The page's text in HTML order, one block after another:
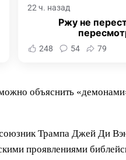
22 ч. назад
Ржу не
248 54 79
объяснить
Трампа Джей Ди
проявлениями